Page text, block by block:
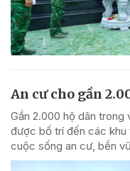
An cư cho gần
Gần 2.000 hộ dân trong
được bố trí đến các khu
cuộc sống an cư, bền